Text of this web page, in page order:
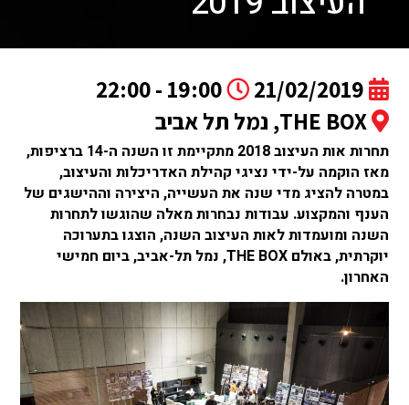
19:00 - 22:00
THE BOX, נמל תל אביב
תחרות אות העיצוב 2018 מתקיימת זו השנה ה-14 ברציפות,
מאז הוקמה על-ידי נציגי קהילת האדריכלות והעיצוב,
במטרה להציג מדי שנה את העשייה, היצירה וההישגים של
הענף והמקצוע. עבודות נבחרות מאלה שהוגשו לתחרות
השנה ומועמדות לאות העיצוב השנה, הוצגו בתערוכה
יוקרתית, באולם THE BOX, נמל תל-אביב, ביום חמישי
האחרון.